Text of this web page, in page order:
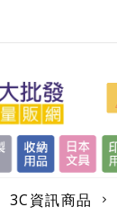
3C資訊商品